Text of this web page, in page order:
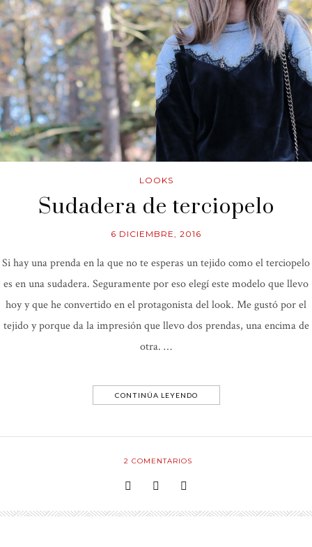
LOOKS
Sudadera de terciopelo
6 DICIEMBRE, 2016
Si hay una prenda en la que no te esperas un tejido como el terciopelo
es en una sudadera. Seguramente por eso elegí este modelo que llevo
hoy y que he convertido en el protagonista del look. Me gustó por el
tejido y porque da la impresión que llevo dos prendas, una encima de
otra. …
CONTINÚA LEYENDO
2 COMENTARIOS